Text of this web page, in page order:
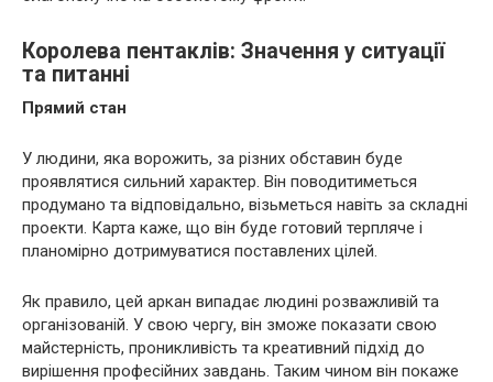
Королева пентаклів: Значення у ситуації
та питанні
Прямий стан
У людини, яка ворожить, за різних обставин буде
проявлятися сильний характер. Він поводитиметься
продумано та відповідально, візьметься навіть за складні
проекти. Карта каже, що він буде готовий терпляче і
планомірно дотримуватися поставлених цілей.
Як правило, цей аркан випадає людині розважливій та
організованій. У свою чергу, він зможе показати свою
майстерність, проникливість та креативний підхід до
вирішення професійних завдань. Таким чином він покаже